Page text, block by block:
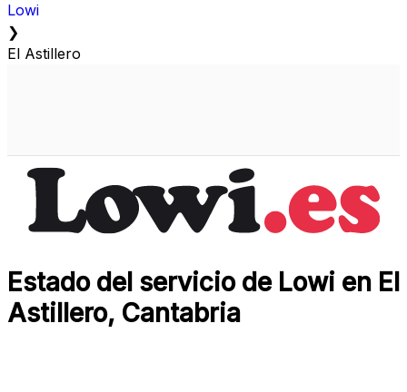
Lowi
❯
El Astillero
Estado del servicio de Lowi en El
Astillero, Cantabria